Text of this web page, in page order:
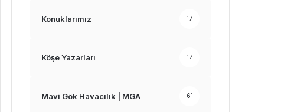
Konuklarımız 17
Köşe Yazarları 17
Mavi Gök Havacılık | MGA 61